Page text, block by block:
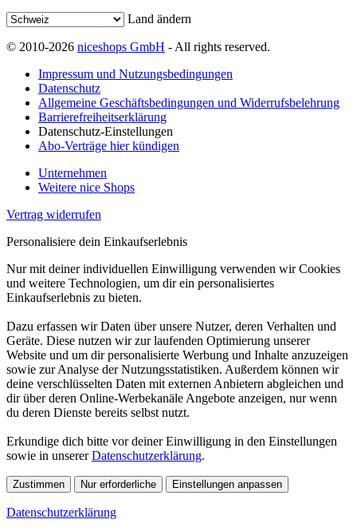
Land ändern
© 2010-2026 niceshops GmbH - All rights reserved.
Impressum und Nutzungsbedingungen
Datenschutz
Allgemeine Geschäftsbedingungen und Widerrufsbelehrung
Barrierefreiheitserklärung
Datenschutz-Einstellungen
Abo-Verträge hier kündigen
Unternehmen
Weitere nice Shops
Vertrag widerrufen
Personalisiere dein Einkaufserlebnis
Nur mit deiner individuellen Einwilligung verwenden wir Cookies
und weitere Technologien, um dir ein personalisiertes
Einkaufserlebnis zu bieten.
Dazu erfassen wir Daten über unsere Nutzer, deren Verhalten und
Geräte. Diese nutzen wir zur laufenden Optimierung unserer
Website und um dir personalisierte Werbung und Inhalte anzuzeigen
sowie zur Analyse der Nutzungsstatistiken. Außerdem können wir
deine verschlüsselten Daten mit externen Anbietern abgleichen und
dir über deren Online-Werbekanäle Angebote anzeigen, nur wenn
du deren Dienste bereits selbst nutzt.
Erkundige dich bitte vor deiner Einwilligung in den Einstellungen
sowie in unsererDatenschutzerklärung.
Zustimmen Nur erforderliche Einstellungen anpassen
Datenschutzerklärung